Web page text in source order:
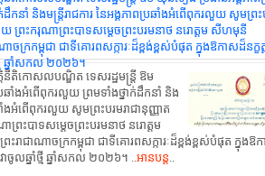
កនាំ និងមន្ត្រីរាជការ នៃអង្គភាពប្រឆាំងអំពើពុករលួយ សូមព្រះ
ាយ ព្រះករុណាព្រះបាទសម្តេចព្រះបរមនាថ នរោត្តម សីហមុនី
ាចក្រកម្ពុជា ជាទីគោរពសក្ការៈដ៏ខ្ពង់ខ្ពស់បំផុត ក្នុងឱកាសដ៏នក្ខ
មី ឆ្នាំសកល ២០២៦។
នីតិកោសលបណ្ឌិត ទេសរដ្ឋមន្ដ្រី ឱម
ាំងអំពើពុករលួយ ព្រមទាំងថ្នាក់ដឹកនាំ និង
ឆាំងអំពើពុករលួយ សូមព្រះបរមរាជានុញ្ញាត
ព្រះបាទសម្តេចព្រះបរមនាថ នរោត្តម
រាជាណាចក្រកម្ពុជា ជាទីគោរពសក្ការៈដ៏ខ្ពង់ខ្ពស់បំផុត ក្នុងឱ
ាចូលឆ្នាំថ្មី ឆ្នាំសកល ២០២៦។ ..អានបន្ត..